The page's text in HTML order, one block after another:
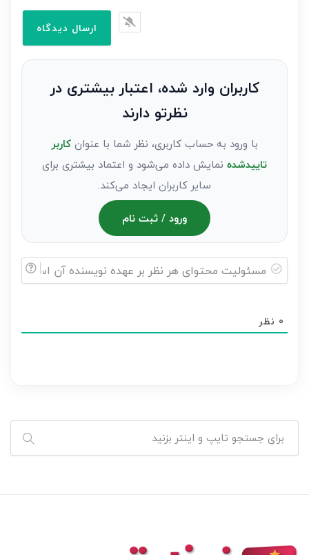
نظر
کاربران وارد شده، اعتبار بیشتری در
نظرتو دارند
با ورود به حساب کاربری، نظر شما با عنوانکاربر
تاییدشده نمایش داده می‌شود و اعتماد بیشتری برای
سایر کاربران ایجاد می‌کند.
ورود / ثبت نام
هر
آن
است
0 نظر